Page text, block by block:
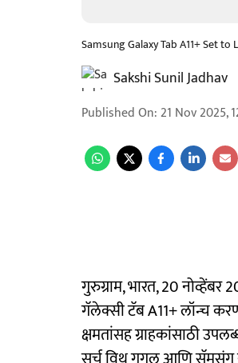
Samsung Galaxy Tab A11+ Set
Sakshi Sunil Jadhav
Published On: 21 Nov 2025,
गुरुग्राम, भारत, 20
गॅलेक्सी टॅब A11+ लॉन्च
क्षमतांसह ग्राहकांसाठी